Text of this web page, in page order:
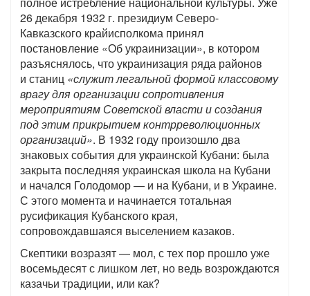
26 декабря 1932 г. президиум Северо-
Кавказского крайисполкома принял
постановление «Об украинизации», в котором
разъяснялось, что украинизация ряда районов
и станиц «служит легальной формой классовому
врагу для организации сопротивления
мероприятиям Советской власти и создания
под этим прикрытием контрреволюционных
организаций». В 1932 году произошло два
знаковых события для украинской Кубани: была
закрыта последняя украинская школа на Кубани
и начался Голодомор — и на Кубани, и в Украине.
С этого момента и начинается тотальная
русификация Кубанского края,
сопровождавшаяся выселением казаков.
Скептики возразят — мол, с тех пор прошло уже
восемьдесят с лишком лет, но ведь возрождаются
казачьи традиции, или как?